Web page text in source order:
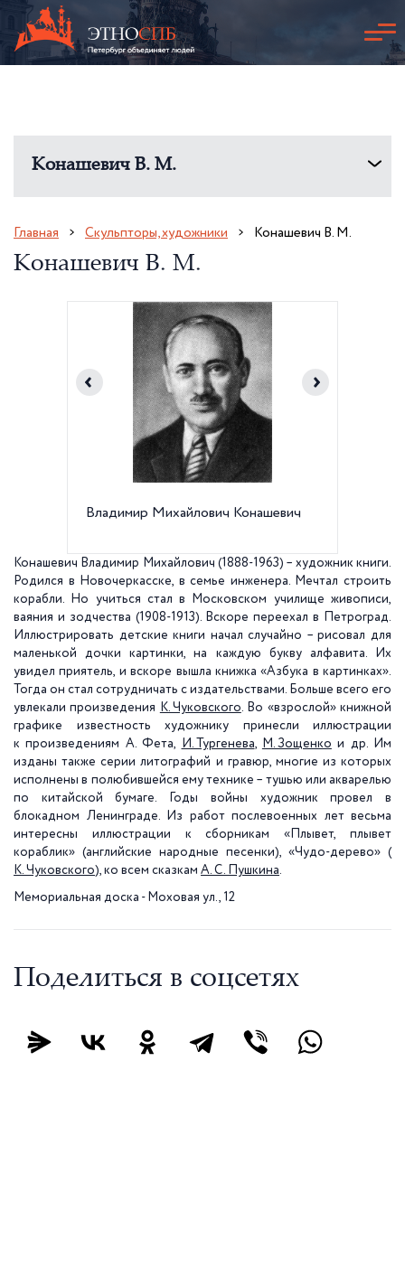
Конашевич В. М.
Главная Скульпторы, художники Конашевич В. М.
Конашевич В. М.
Владимир Михайлович Конашевич
Конашевич Владимир Михайлович (1888-1963) – художник книги.
Родился в Новочеркасске, в семье инженера. Мечтал строить
корабли. Но учиться стал в Московском училище живописи,
ваяния и зодчества (1908-1913). Вскоре переехал в Петроград.
Иллюстрировать детские книги начал случайно – рисовал для
маленькой дочки картинки, на каждую букву алфавита. Их
увидел приятель, и вскоре вышла книжка «Азбука в картинках».
Тогда он стал сотрудничать с издательствами. Больше всего его
увлекали произведения К. Чуковского. Во «взрослой» книжной
графике известность художнику принесли иллюстрации
к произведениям А. Фета,
И. Тургенева, М. Зощенко и др. Им
изданы также серии литографий и гравюр, многие из которых
исполнены в полюбившейся ему технике – тушью или акварелью
по китайской бумаге. Годы войны художник провел в
блокадном Ленинграде. Из работ послевоенных лет весьма
интересны иллюстрации к сборникам «Плывет, плывет
кораблик» (английские народные песенки), «Чудо-дерево» (
К. Чуковского), ко всем сказкам А. С. Пушкина.
Мемориальная доска - Моховая ул., 12
Поделиться в соцсетях